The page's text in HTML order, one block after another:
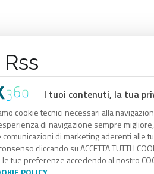
I tuoi contenuti, la tua
cookie tecnici necessari alla
di navigazione sempre
di marketing aderenti alle
cliccando su ACCETTA TUTTI I
tue preferenze accedendo al nostro